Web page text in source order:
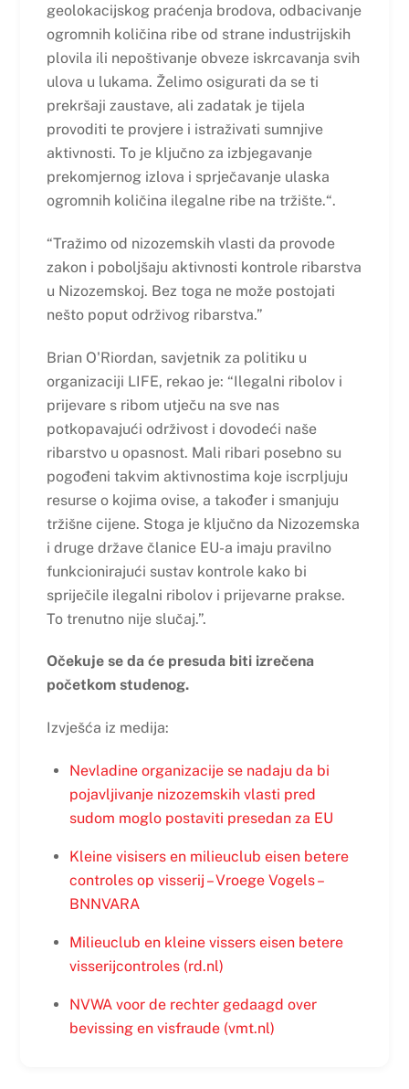
geolokacijskog praćenja brodova, odbacivanje
ogromnih količina ribe od strane industrijskih
plovila ili nepoštivanje obveze iskrcavanja svih
ulova u lukama. Želimo osigurati da se ti
prekršaji zaustave, ali zadatak je tijela
provoditi te provjere i istraživati sumnjive
aktivnosti. To je ključno za izbjegavanje
prekomjernog izlova i sprječavanje ulaska
ogromnih količina ilegalne ribe na tržište.“.
“Tražimo od nizozemskih vlasti da provode
zakon i poboljšaju aktivnosti kontrole ribarstva
u Nizozemskoj. Bez toga ne može postojati
nešto poput održivog ribarstva.”
Brian O'Riordan, savjetnik za politiku u
organizaciji LIFE, rekao je: “Ilegalni ribolov i
prijevare s ribom utječu na sve nas
potkopavajući održivost i dovodeći naše
ribarstvo u opasnost. Mali ribari posebno su
pogođeni takvim aktivnostima koje iscrpljuju
resurse o kojima ovise, a također i smanjuju
tržišne cijene. Stoga je ključno da Nizozemska
i druge države članice EU-a imaju pravilno
funkcionirajući sustav kontrole kako bi
spriječile ilegalni ribolov i prijevarne prakse.
To trenutno nije slučaj.”.
Očekuje se da će presuda biti izrečena
početkom studenog.
Izvješća iz medija:
Nevladine organizacije se nadaju da bi
pojavljivanje nizozemskih vlasti pred
sudom moglo postaviti presedan za EU
Kleine visisers en milieuclub eisen betere
controles op visserij – Vroege Vogels –
BNNVARA
Milieuclub en kleine vissers eisen betere
visserijcontroles (rd.nl)
NVWA voor de rechter gedaagd over
bevissing en visfraude (vmt.nl)